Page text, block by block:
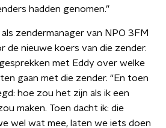
hadden genomen.”
zendermanager van NPO 3FM
de nieuwe koers van die zender.
met Eddy over welke
gaan met die zender. “En toen
hoe zou het zijn als ik een
maken. Toen dacht ik: die
wel wat mee, laten we iets doen